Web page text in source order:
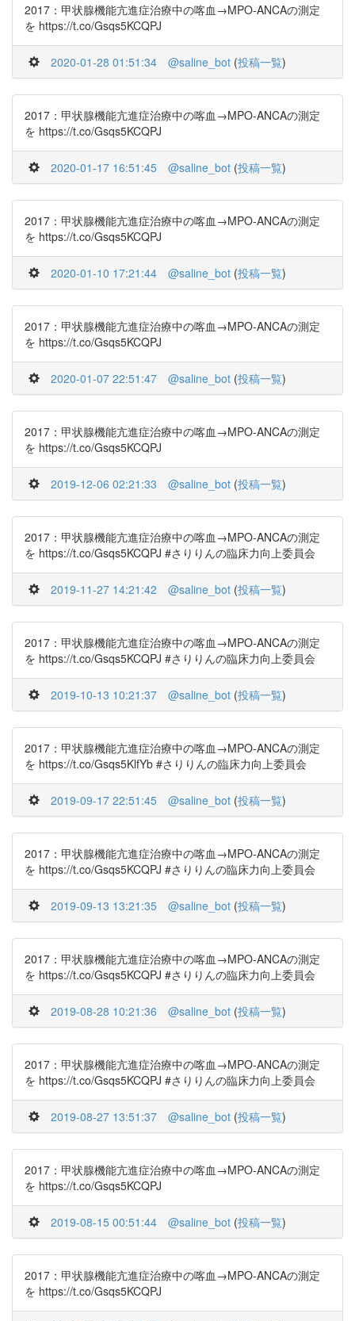
2017：甲状腺機能亢進症治療中の喀血→MPO-ANCAの測定
を https://t.co/Gsqs5KCQPJ
2020-01-28 01:51:34 @saline_bot (投稿一覧)
2017：甲状腺機能亢進症治療中の喀血→MPO-ANCAの測定
を https://t.co/Gsqs5KCQPJ
2020-01-17 16:51:45 @saline_bot (投稿一覧)
2017：甲状腺機能亢進症治療中の喀血→MPO-ANCAの測定
を https://t.co/Gsqs5KCQPJ
2020-01-10 17:21:44 @saline_bot (投稿一覧)
2017：甲状腺機能亢進症治療中の喀血→MPO-ANCAの測定
を https://t.co/Gsqs5KCQPJ
2020-01-07 22:51:47 @saline_bot (投稿一覧)
2017：甲状腺機能亢進症治療中の喀血→MPO-ANCAの測定
を https://t.co/Gsqs5KCQPJ
2019-12-06 02:21:33 @saline_bot (投稿一覧)
2017：甲状腺機能亢進症治療中の喀血→MPO-ANCAの測定
を https://t.co/Gsqs5KCQPJ #さりりんの臨床力向上委員会
2019-11-27 14:21:42 @saline_bot (投稿一覧)
2017：甲状腺機能亢進症治療中の喀血→MPO-ANCAの測定
を https://t.co/Gsqs5KCQPJ #さりりんの臨床力向上委員会
2019-10-13 10:21:37 @saline_bot (投稿一覧)
2017：甲状腺機能亢進症治療中の喀血→MPO-ANCAの測定
を https://t.co/Gsqs5KlfYb #さりりんの臨床力向上委員会
2019-09-17 22:51:45 @saline_bot (投稿一覧)
2017：甲状腺機能亢進症治療中の喀血→MPO-ANCAの測定
を https://t.co/Gsqs5KCQPJ #さりりんの臨床力向上委員会
2019-09-13 13:21:35 @saline_bot (投稿一覧)
2017：甲状腺機能亢進症治療中の喀血→MPO-ANCAの測定
を https://t.co/Gsqs5KCQPJ #さりりんの臨床力向上委員会
2019-08-28 10:21:36 @saline_bot (投稿一覧)
2017：甲状腺機能亢進症治療中の喀血→MPO-ANCAの測定
を https://t.co/Gsqs5KCQPJ #さりりんの臨床力向上委員会
2019-08-27 13:51:37 @saline_bot (投稿一覧)
2017：甲状腺機能亢進症治療中の喀血→MPO-ANCAの測定
を https://t.co/Gsqs5KCQPJ
2019-08-15 00:51:44 @saline_bot (投稿一覧)
2017：甲状腺機能亢進症治療中の喀血→MPO-ANCAの測定
を https://t.co/Gsqs5KCQPJ